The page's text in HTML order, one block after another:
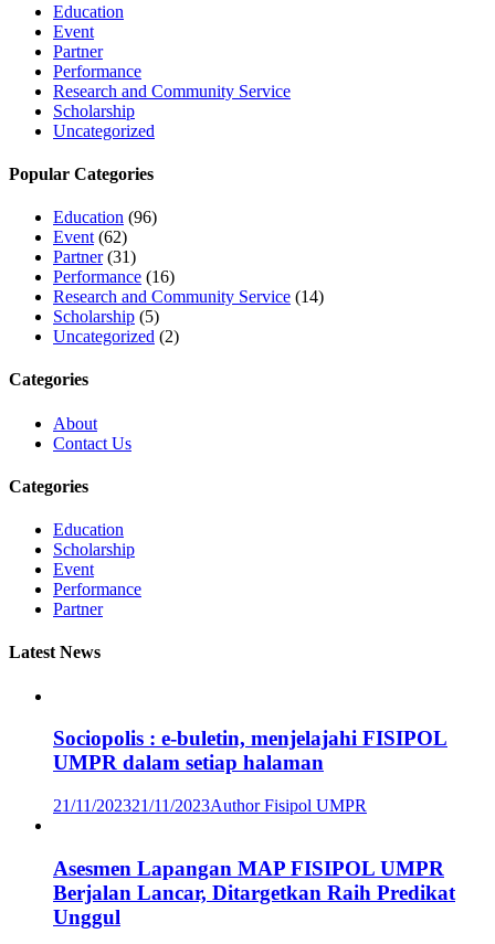
Education
Event
Partner
Performance
Research and Community Service
Scholarship
Uncategorized
Popular Categories
Education (96)
Event (62)
Partner(31)
Performance (16)
Research and Community Service (14)
Scholarship (5)
Uncategorized (2)
Categories
About
Contact Us
Categories
Education
Scholarship
Event
Performance
Partner
Latest News
Sociopolis : e-buletin, menjelajahi FISIPOL
UMPR dalam setiap halaman
21/11/202321/11/2023Author Fisipol UMPR
Asesmen Lapangan MAP FISIPOL UMPR
Berjalan Lancar, Ditargetkan Raih Predikat
Unggul